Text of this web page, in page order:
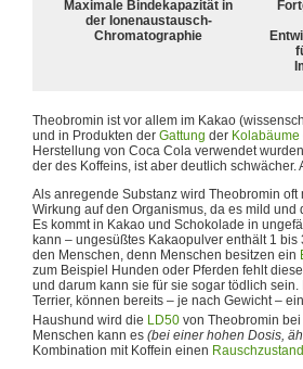
Maximale Bindekapazität in
der Ionenaustausch-
Chromatographie
Theobromin ist vor allem im Kakao
und in Produkten der Gattung der Kolabäume
Herstellung von Coca Cola verwendet
der des Koffeins, ist aber deutlich schwächer.
Als anregende Substanz wird Theobromin
Wirkung auf den Organismus, da es mild
Es kommt in Kakao und Schokolade in
kann – ungesüßtes Kakaopulver enthält 1
den Menschen, denn Menschen besitzen ein
zum Beispiel Hunden oder Pferden fehlt
und darum kann sie für sie sogar tödlich
Terrier, können bereits – je nach Gewicht –
Haushund wird die LD50 von Theobromin
Menschen kann es (bei einer hohen Dosis,
Kombination mit Koffein einen Rauschzustand